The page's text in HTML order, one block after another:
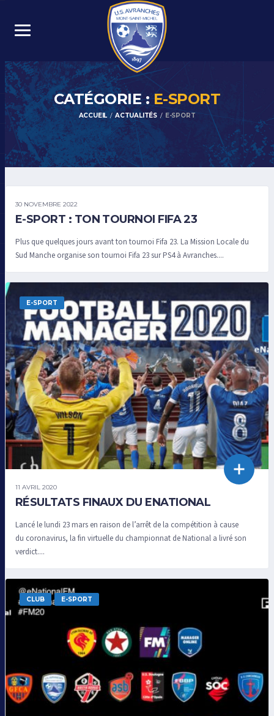
CATÉGORIE :E-SPORT
ACCUEIL ACTUALITÉS E-SPORT
30 NOVEMBRE 2022
E-SPORT : TON TOURNOI FIFA 23
Plus que quelques jours avant ton tournoi Fifa 23. La Mission Locale du
Sud Manche organise son tournoi Fifa 23 sur PS4 à Avranches....
E-SPORT
11 AVRIL 2020
RÉSULTATS FINAUX DU ENATIONAL
Lancé le lundi 23 mars en raison de l’arrêt de la compétition à cause
du coronavirus, la fin virtuelle du championnat de National a livré son
verdict....
CLUB E-SPORT